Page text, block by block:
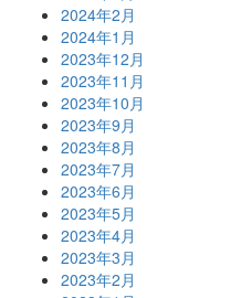
2024年2月
2024年1月
2023年12月
2023年11月
2023年10月
2023年9月
2023年8月
2023年7月
2023年6月
2023年5月
2023年4月
2023年3月
2023年2月